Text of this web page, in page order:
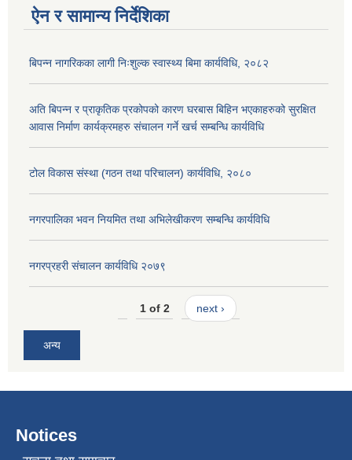
ऐन र सामान्य निर्देशिका
बिपन्न नागरिकका लागी निःशुल्क स्वास्थ्य बिमा कार्यविधि, २०८२
अति बिपन्न र प्राकृतिक प्रकोपको कारण घरबास बिहिन भएकाहरुको सुरक्षित
आवास निर्माण कार्यक्रमहरु संचालन गर्ने खर्च सम्बन्धि कार्यविधि
टोल विकास संस्था (गठन तथा परिचालन) कार्यविधि, २०८०
नगरपालिका भवन नियमित तथा अभिलेखीकरण सम्बन्धि कार्यविधि
नगरप्रहरी संचालन कार्यविधि २०७९
1 of 2 next ›
अन्य
Notices